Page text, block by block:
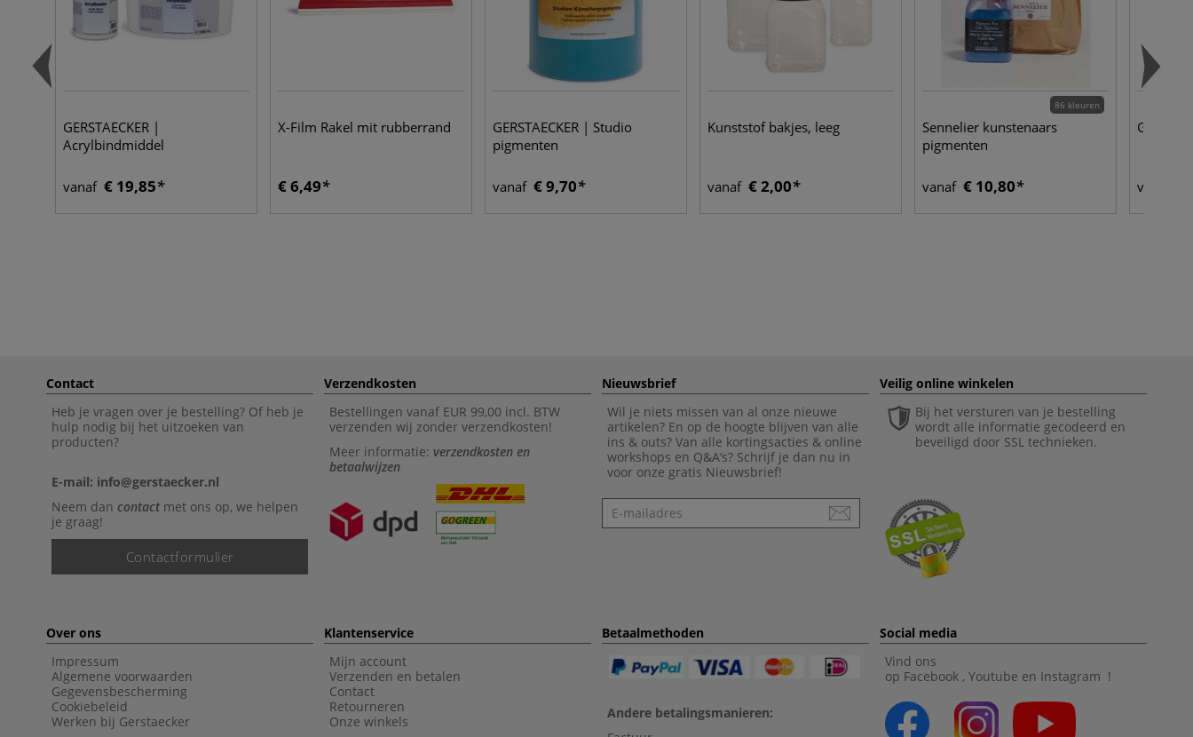
GERSTAECKER |
Acrylbindmiddel
vanaf € 19,85
X-Film Rakel mit rubberrand
€ 6,49
GERSTAECKER | Studio
pigmenten
vanaf € 9,70
Kunststof bakjes, leeg
vanaf € 2,00
86 kleuren
Sennelier kunstenaars
pigmenten
vanaf € 10,80 vanaf
Contact
Heb je vragen over je bestelling? Of heb je
hulp nodig bij het uitzoeken van
producten?
E-mail: info@gerstaecker.nl
Neem dan contactmet ons op, we helpen
je graag!
Contactformulier
Verzendkosten
Bestellingen vanaf EUR 99,00 incl. BTW
verzenden wij zonder verzendkosten!
Meer informatie: verzendkosten en
betaalwijzen
Nieuwsbrief
Wil je niets missen van al onze nieuwe
artikelen? En op de hoogte blijven van alle
ins & outs? Van alle kortingsacties & online
workshops en Q&A’s? Schrijf je dan nu in
voor onze gratis Nieuwsbrief!
Nieuwsbrief
Veilig online winkelen
Bij het versturen van je bestelling
wordt alle informatie gecodeerd en
beveiligd door SSL technieken.
Over ons
Impressum
Algemene voorwaarden
Gegevensbescherming
Cookiebeleid
Werken bij Gerstaecker
Klantenservice
Mijn account
Verzenden en betalen
Contact
Retourneren
Onze winkels
Betaalmethoden
Andere betalingsmanieren:
Social media
Vind ons
op Facebook , Youtube en Instagram !